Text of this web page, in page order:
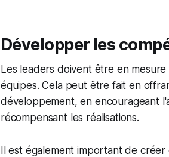
Développer les
Les leaders doivent être en
équipes. Cela peut être fait en
développement, en encourageant
récompensant les réalisations.
Il est également important de